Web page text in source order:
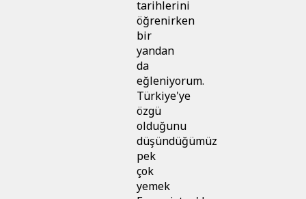
tarihlerini
öğrenirken
bir
yandan
da
eğleniyorum.
Türkiye'ye
özgü
olduğunu
düşündüğümüz
pek
çok
yemek